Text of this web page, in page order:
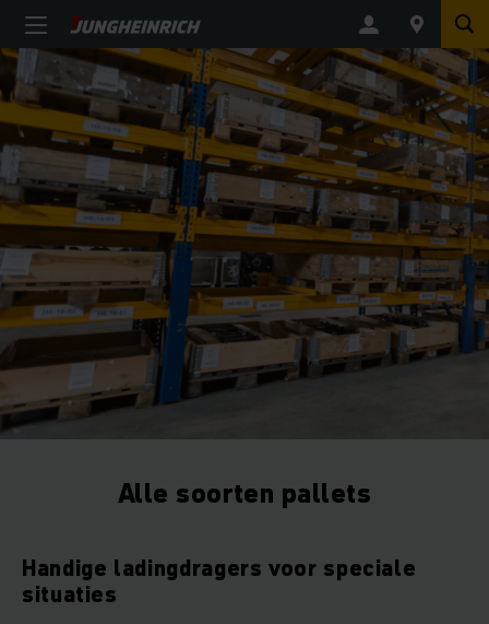
Alle soorten pallets
Handige ladingdragers voor speciale
situaties